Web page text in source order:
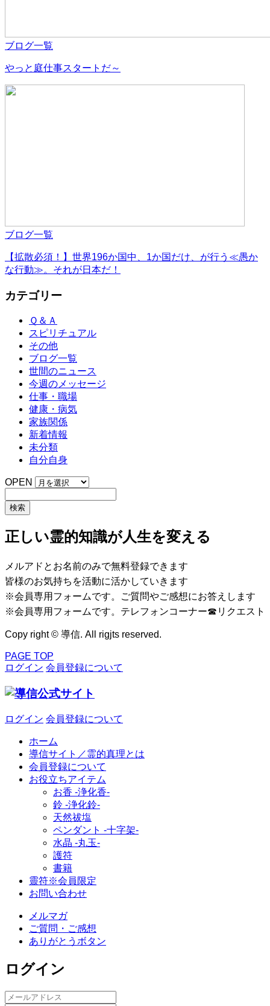
ブログ一覧
やっと庭仕事スタートだ～
ブログ一覧
【拡散必須！】世界196か国中、1か国だけ、が行う≪愚か
な行動≫。それが日本だ！
カテゴリー
Ｑ＆Ａ
スピリチュアル
その他
ブログ一覧
世間のニュース
今週のメッセージ
仕事・職場
健康・病気
家族関係
新着情報
未分類
自分自身
OPEN
正しい霊的知識が人生を変える
メルアドとお名前のみで無料登録できます
皆様のお気持ちを活動に活かしていきます
※会員専用フォームです。ご質問やご感想にお答えします
※会員専用フォームです。テレフォンコーナー☎リクエスト
Copy right © 導信. All rigjts reserved.
PAGE TOP
ログイン 会員登録について
ログイン 会員登録について
ホーム
導信サイト／霊的真理とは
会員登録について
お役立ちアイテム
お香 ‐浄化香‐
鈴 ‐浄化鈴‐
天然祓塩
ペンダント -十字架-
水晶 -丸玉-
護符
書籍
靈符※会員限定
お問い合わせ
メルマガ
ご質問・ご感想
ありがとうボタン
ログイン